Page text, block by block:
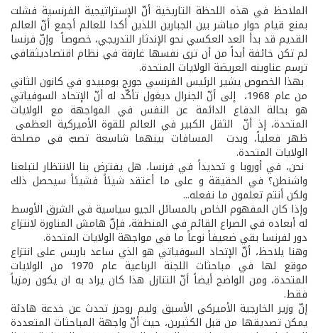
الملاحظ في هذه اللحظة التاريخية أنّ الإستراتيجية الفرنسية فشلت
بمنع قيام حوار مباشر بين الجبارين اللذين أكدا للعالم أجمع أنّ العالم
القديم قد بدأ العد العكسي نحو الإندثار التدريجي، خصوصاً وإنّ فرنسا
لم تكن خائفة أبداً من أن ترى نفسها غارقة في نظام اقتصادي­ثقافي
ترسم عناوينه العريضة الولايات المتحدة.
بهذا الخصوص يشير الرئيس الفرنسي جورج بومبيدو في كانون الثاني
من عام 1968، إلى أنّ الجنرال ديغول تأكّد له أنّ الإتحاد السوفياتي
هو بحالة الدفاع الدائمة عن النفس في المواجهة مع الولايات
المتحدة، إذ أنّ الثقل الكبير في العالم للقوة الأميركية العظمى
ظهر فعلياً، وبدت المسافات بينهما شاسعة تصبّ في مصلحة
الولايات المتحدة.
نحن، في أوروبا و تحديداً في فرنسا، هل يفترض بنا الانتظار لتبلعنا
واشنطن؟ في الحقيقة و على ما أعتقد شيئاً فشيئاً سيحصل ذلك
ولكن أنتم تعلمون ما نفعله...
وإذا كان المفهوم الخاص بالمسائل الجيو­ سياسية في الشرق الأوسط
له أبعاده في الصراع القائم في المنطقة، فإنّ هامش المناورة لانتزاع
دور لفرنسا بقي ضعيفاً نوعاً ما في مواجهة الولايات المتحدة.
وهنا يلاحظ، أنّ الإتحاد السوفياتي هو الذي ساعد باريس على انتزاع
موقع لها في مباحثات اللجنة الرباعية عام 1970 من الولايات
المتحدة، ومن الواضح أيضاً أنّ التنازل هذا كان يراد به ان يكون رمزياً
فقط.
إنّ وزير الخارجية الأميركي الأسبق وليم روجرز تحدث عن خدعة هادئة
يمكن تصديقها من قبل الكثيرين، حيث أنّ واجهة المباحثات المتعددة